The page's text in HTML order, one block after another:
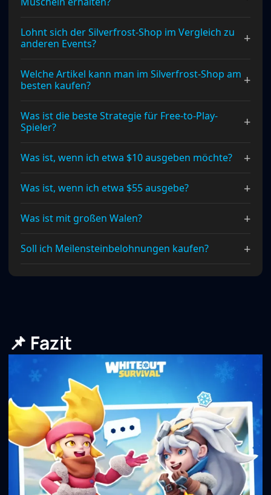
Lohnt sich der Silverfrost-Shop im Vergleich zu
anderen Events?
+
Welche Artikel kann man im Silverfrost-Shop am
besten kaufen?
+
Was ist die beste Strategie für Free-to-Play-
Spieler?
+
Was ist, wenn ich etwa $10 ausgeben möchte? +
Was ist, wenn ich etwa $55 ausgebe? +
Was ist mit großen Walen? +
Soll ich Meilensteinbelohnungen kaufen? +
📌 Fazit